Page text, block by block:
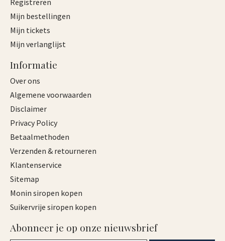
Registreren
Mijn bestellingen
Mijn tickets
Mijn verlanglijst
Informatie
Over ons
Algemene voorwaarden
Disclaimer
Privacy Policy
Betaalmethoden
Verzenden & retourneren
Klantenservice
Sitemap
Monin siropen kopen
Suikervrije siropen kopen
Abonneer je op onze nieuwsbrief